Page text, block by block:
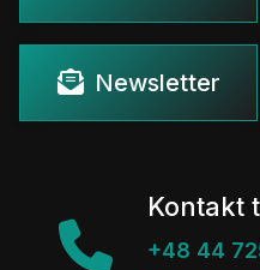
Newsletter
Kontakt
+48 44